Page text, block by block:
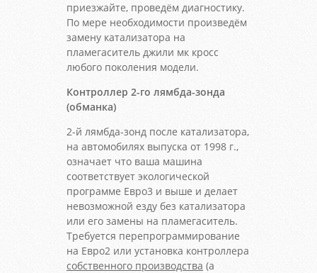
приезжайте, проведём диагностику.
По мере необходимости произведём
замену катализатора на
пламегаситель джили мк кросс
любого поколения модели.
Контроллер 2-го лямбда-зонда
(обманка)
2-й лямбда-зонд после катализатора,
на автомобилях выпуска от 1998 г.,
означает что ваша машина
соответствует экологической
программе Евро3 и выше и делает
невозможной езду без катализатора
или его замены на пламегаситель.
Требуется перепрограммирование
на Евро2 или установка контроллера
собственного производства (а